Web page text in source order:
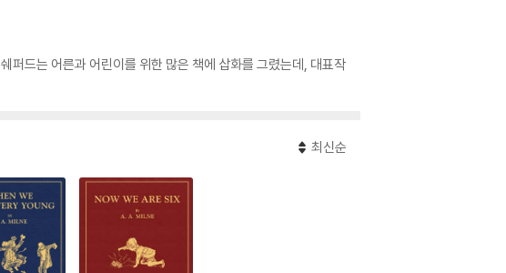
퍼드는 어른과 어린이를 위한 많은 책에 삽화를 그렸는데, 대표작
최신순